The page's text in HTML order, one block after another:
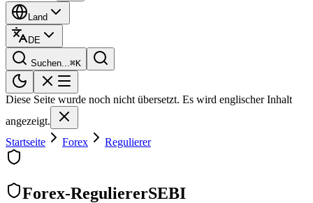
Land
DE
Suchen...⌘K
Diese Seite wurde noch nicht übersetzt. Es wird englischer Inhalt
angezeigt.
Startseite
Forex Regulierer
Forex-ReguliererSEBI